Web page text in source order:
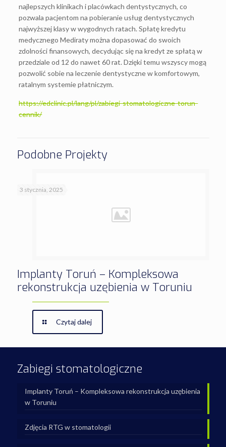
najlepszych klinikach i placówkach dentystycznych, co
pozwala pacjentom na pobieranie usług dentystycznych
najwyższej klasy w wygodnych ratach. Spłatę kredytu
medycznego Mediraty można dopasować do swoich
zdolności finansowych, decydując się na kredyt ze spłatą w
przedziale od 12 do nawet 60 rat. Dzięki temu wszyscy mogą
pozwolić sobie na leczenie dentystyczne w komfortowym,
ratalnym systemie płatniczym.
https://edclinic.pl/lang/pl/zabiegi-stomatologiczne-torun-
cennik/
Podobne Projekty
3 stycznia, 2025
Implanty Toruń – Kompleksowa
rekonstrukcja uzębienia w Toruniu
Czytaj dalej
Zabiegi stomatologiczne
Implanty Toruń – Kompleksowa rekonstrukcja uzębienia
w Toruniu
Zdjęcia RTG w stomatologii